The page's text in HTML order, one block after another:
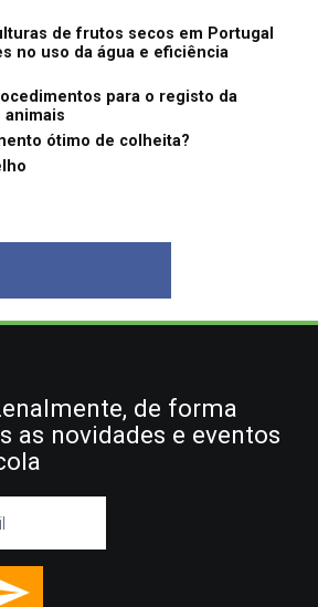
de frutos secos em Portugal
no uso da água e eficiência
para o registo da
animais
ótimo de colheita?
de forma
as novidades e eventos